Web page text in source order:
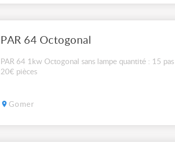
PAR 64 Octogonal
PAR 64 1kw Octogonal sans lampe quantité : 15
20€ pièces
Gomer